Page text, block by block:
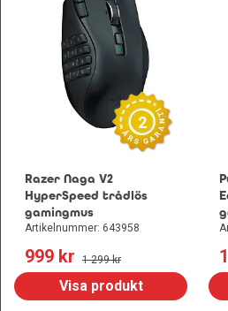
2
Razer Naga V2
HyperSpeed trådlös
gamingmus
Artikelnummer: 643958
999 kr 1 299 kr
Visa produkt